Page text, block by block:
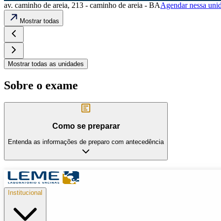
av. caminho de areia, 213 - caminho de areia - BAAgendar nessa
Mostrar todas
Mostrar todas as unidades
Sobre o exame
Como se preparar
Entenda as informações de preparo com antecedência
Institucional